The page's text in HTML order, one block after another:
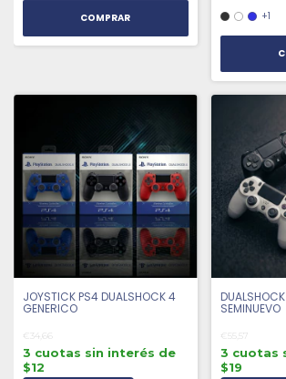
+1
JOYSTICK PS4 DUALSHOCK 4
GENERICO
€34,66
3 cuotas sin interés de
$12
SEMINUEVO
€55,57
3 cuotas
$19